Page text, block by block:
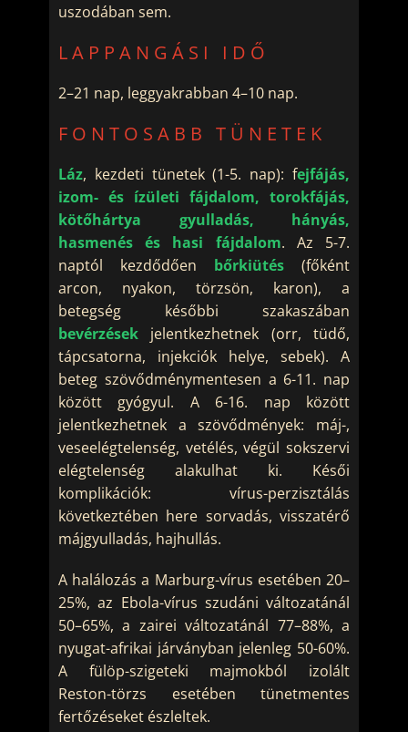
uszodában sem.
LAPPANGÁSI IDŐ
2–21 nap, leggyakrabban 4–10 nap.
FONTOSABB TÜNETEK
Láz, kezdeti tünetek (1-5. nap): fejfájás,
izom- és ízületi fájdalom, torokfájás,
kötőhártya gyulladás, hányás,
hasmenés és hasi fájdalom. Az 5-7.
naptól kezdődően bőrkiütés (főként
arcon, nyakon, törzsön, karon), a
betegség későbbi szakaszában
bevérzések jelentkezhetnek (orr, tüdő,
tápcsatorna, injekciók helye, sebek). A
beteg szövődménymentesen a 6-11. nap
között gyógyul. A 6-16. nap között
jelentkezhetnek a szövődmények: máj-,
veseelégtelenség, vetélés, végül sokszervi
elégtelenség alakulhat ki. Késői
komplikációk: vírus-perzisztálás
következtében here sorvadás, visszatérő
májgyulladás, hajhullás.
A halálozás a Marburg-vírus esetében 20–
25%, az Ebola-vírus szudáni változatánál
50–65%, a zairei változatánál 77–88%, a
nyugat-afrikai járványban jelenleg 50-60%.
A fülöp-szigeteki majmokból izolált
Reston-törzs esetében tünetmentes
fertőzéseket észleltek.